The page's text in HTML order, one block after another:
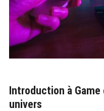
Introduction à
univers